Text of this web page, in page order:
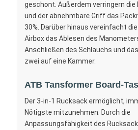
geschont. Außerdem verringern die
und der abnehmbare Griff das
30%. Darüber hinaus vereinfacht
Airbox das Ablesen des
Anschließen des Schlauchs und
zwei auf eine Kammer.
ATB Tansformer Board-
Der 3-in-1 Rucksack ermöglicht,
Nötigste mitzunehmen. Durch die
Anpassungsfähigkeit des